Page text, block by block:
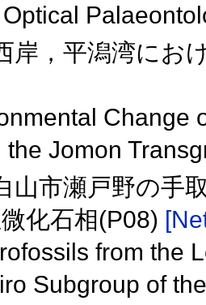
岸，平潟湾にお
Change
the Jomon
山市瀬戸野の手
化石相(P08)
from the
Subgroup of